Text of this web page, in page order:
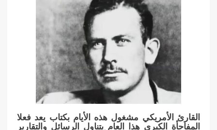
القارئ الأمريكي مشغول هذه الأيام بكتاب يعد فعلا
المفاجأة الكبرى هذا العام يتناول الرسائل والتقارير